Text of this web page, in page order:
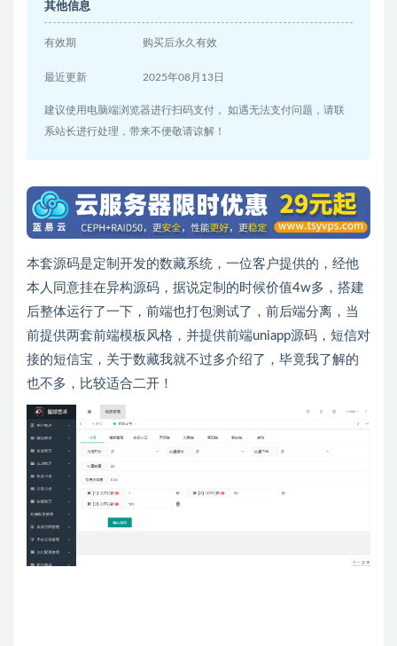
其他信息
有效期 购买后永久有效
最近更新 2025年08月13日
建议使用电脑端浏览器进行扫码支付， 如遇无法支付问题，请联
系站长进行处理，带来不便敬请谅解！
本套源码是定制开发的数藏系统，一位客户提供的，经他
本人同意挂在异构源码，据说定制的时候价值4w多，搭建
后整体运行了一下，前端也打包测试了，前后端分离，当
前提供两套前端模板风格，并提供前端uniapp源码，短信对
接的短信宝，关于数藏我就不过多介绍了，毕竟我了解的
也不多，比较适合二开！